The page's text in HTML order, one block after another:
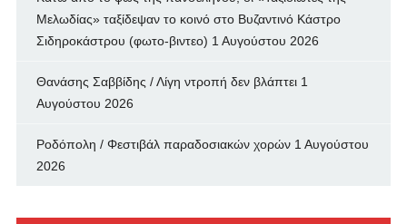
Μελωδίας» ταξίδεψαν το κοινό στο Βυζαντινό Κάστρο
Σιδηροκάστρου (φωτο-βιντεο) 1 Αυγούστου 2026
Θανάσης Σαββίδης / Λίγη ντροπή δεν βλάπτει 1
Αυγούστου 2026
Ροδόπολη / Φεστιβάλ παραδοσιακών χορών 1 Αυγούστου
2026